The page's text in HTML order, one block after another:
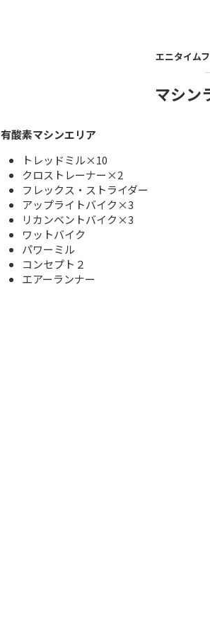
エニタイム
マシン
有酸素マシンエリア
トレッドミル×10
クロストレーナー×2
フレックス・ストライダー
アップライトバイク×3
リカンベントバイク×3
ワットバイク
パワーミル
コンセプト２
エアーランナー